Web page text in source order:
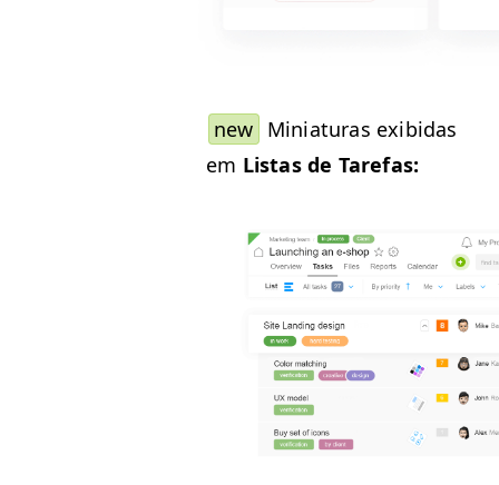
new Miniat­uras exibidas
em Lis­tas de Tarefas: